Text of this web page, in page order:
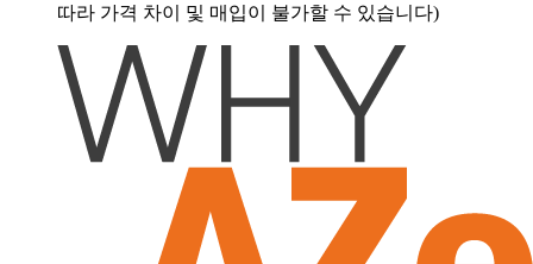
따라 가격 차이 및 매입이 불가할 수 있습니다)